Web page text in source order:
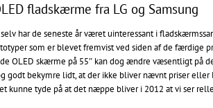
fladskærme fra LG og Samsung
selv har de seneste år været uinteressant i
som er blevet fremvist ved siden af de færdige
OLED skærme på 55″ kan dog ændre væsentligt på
godt bekymre lidt, at der ikke bliver nævnt priser
kunne tyde på at det næppe bliver i 2012 at vi ser